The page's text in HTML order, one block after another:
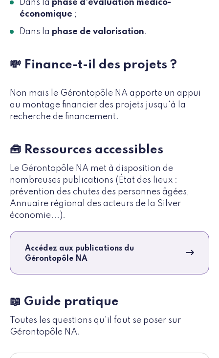
Dans la phase d'évaluation médico-
économique ;
Dans la phase de valorisation.
💸 Finance-t-il des projets ?
Non mais le Gérontopôle NA apporte un appui
au montage financier des projets jusqu'à la
recherche de financement.
🧰 Ressources accessibles
Le Gérontopôle NA met à disposition de
nombreuses publications (État des lieux :
prévention des chutes des personnes âgées,
Annuaire régional des acteurs de la Silver
économie...).
Accédez aux publications du
Gérontopôle NA
📖 Guide pratique
Toutes les questions qu'il faut se poser sur
Gérontopôle NA.